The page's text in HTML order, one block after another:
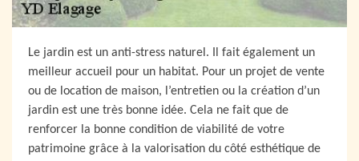
Le jardin est un anti-stress naturel. Il fait également un
meilleur accueil pour un habitat. Pour un projet de vente
ou de location de maison, l’entretien ou la création d’un
jardin est une très bonne idée. Cela ne fait que de
renforcer la bonne condition de viabilité de votre
patrimoine grâce à la valorisation du côté esthétique de